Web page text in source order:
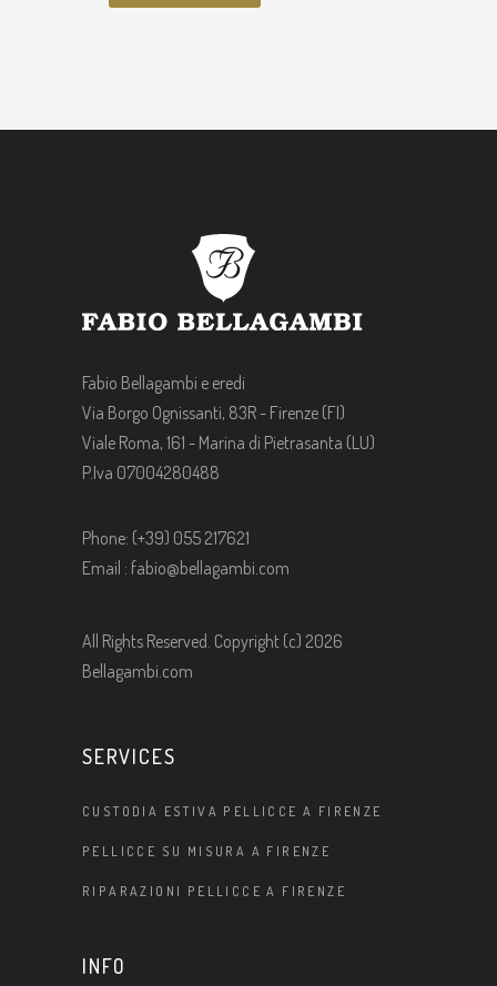
Fabio Bellagambi e eredi
Via Borgo Ognissanti, 83R - Firenze (FI)
Viale Roma, 161 - Marina di Pietrasanta (LU)
P.Iva 07004280488
Phone: (+39) 055 217621
Email : fabio@bellagambi.com
All Rights Reserved. Copyright (c) 2026
Bellagambi.com
SERVICES
CUSTODIA ESTIVA PELLICCE A FIRENZE
PELLICCE SU MISURA A FIRENZE
RIPARAZIONI PELLICCE A FIRENZE
INFO